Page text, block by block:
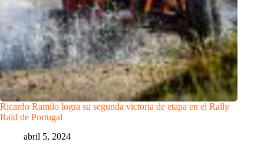
Ricardo Ramilo logra su segunda victoria de etapa en el Rally
Raid de Portugal
abril 5, 2024